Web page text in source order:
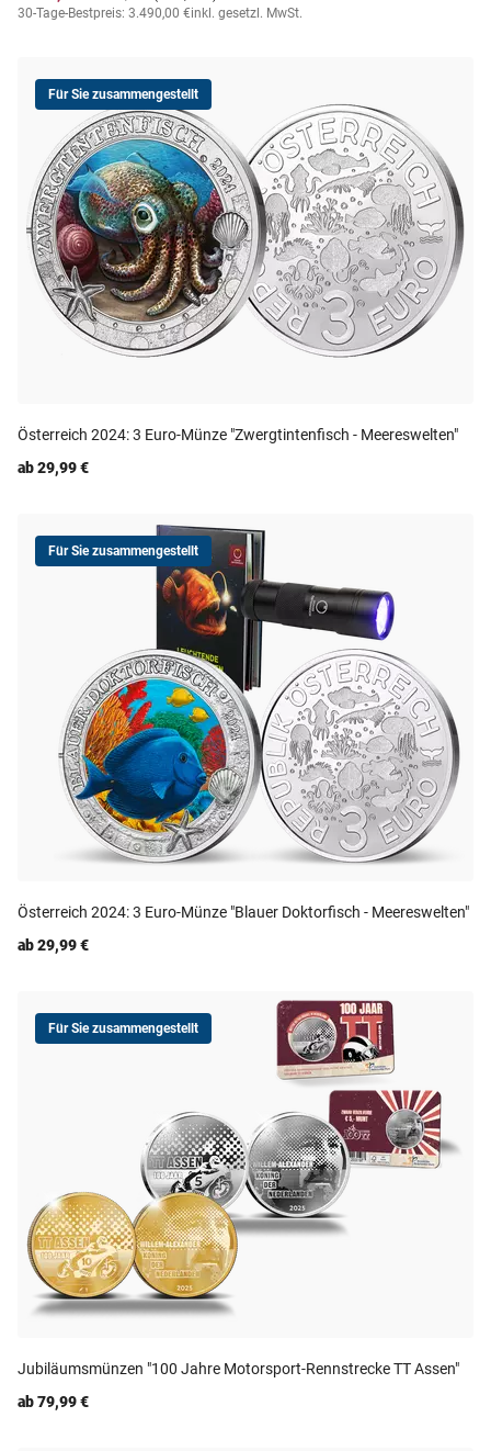
30-Tage-Bestpreis: 3.490,00 €inkl. gesetzl. MwSt.
Für Sie zusammengestellt
Österreich 2024: 3 Euro-Münze "Zwergtintenfisch - Meereswelten"
ab 29,99 €
Für Sie zusammengestellt
Österreich 2024: 3 Euro-Münze "Blauer Doktorfisch - Meereswelten"
ab 29,99 €
Für Sie zusammengestellt
Jubiläumsmünzen "100 Jahre Motorsport-Rennstrecke TT Assen"
ab 79,99 €